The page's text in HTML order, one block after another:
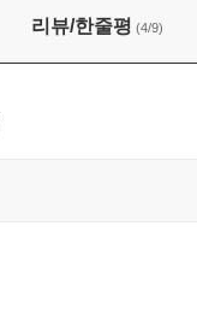
리뷰/한줄평 (4/9)